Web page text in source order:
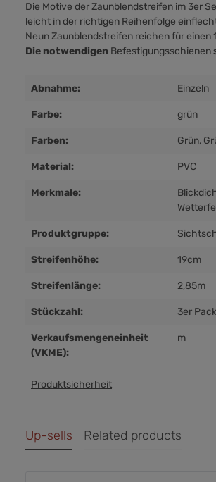
Die Motive der Zaunblendstreifen im 3er
leicht in der richtigen Reihenfolge
Neun Zaunblendstreifen reichen für
Die notwendigen Befestigungsschienen
Abnahme: Einzeln
Farbe: grün
Farben: Grün,
Material: PVC
Merkmale:
Produktgruppe:
Streifenhöhe: 19cm
Streifenlänge: 2,85m
Stückzahl: 3er Pack
Verkaufsmengeneinheit
(VKME):
m
Produktsicherheit
Up-sells Related products